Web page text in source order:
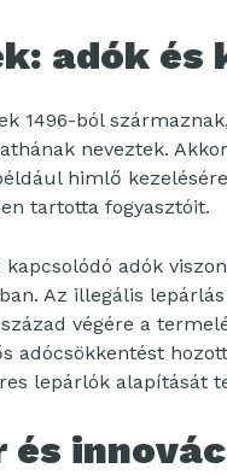
adók és
1496-ból
neveztek.
himlő
tartotta fogyasztóit.
adók
Az illegális
végére a
adócsökkentést
lepárlók alapítását